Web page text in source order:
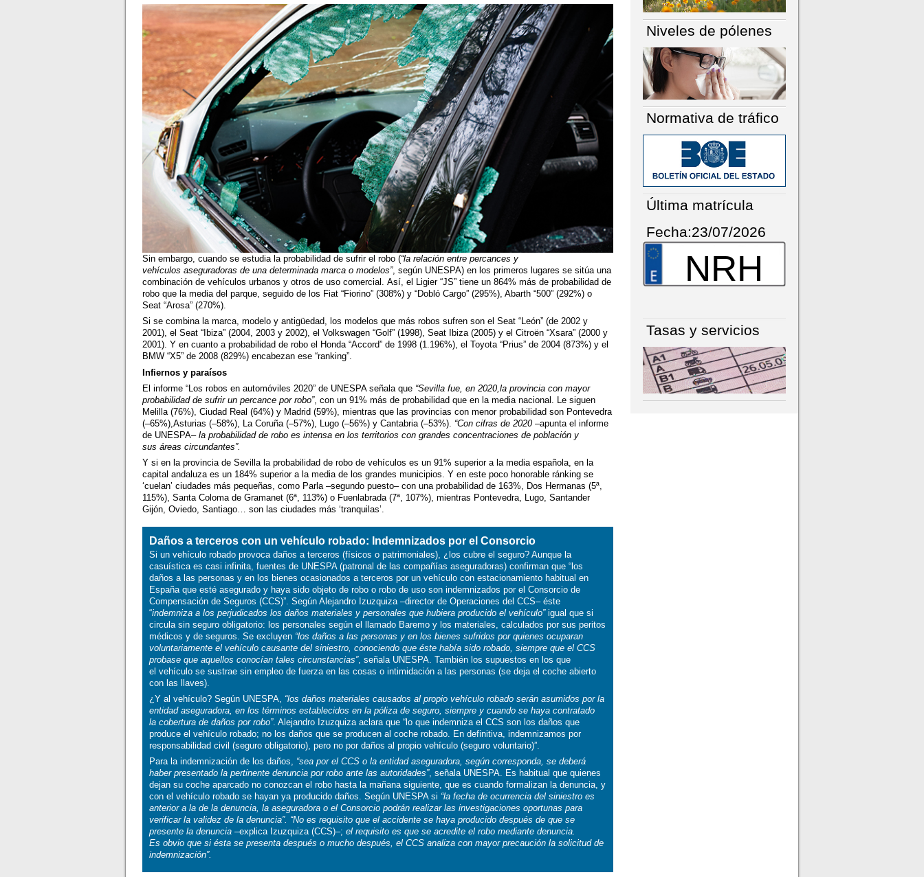
Sin embargo, cuando se estudia la probabilidad de sufrir el robo (“la relación entre percances y
vehículos aseguradoras de una determinada marca o modelos”, según UNESPA) en los primeros lugares se sitúa una
combinación de vehículos urbanos y otros de uso comercial. Así, el Ligier “JS” tiene un 864% más de probabilidad de
robo que la media del parque, seguido de los Fiat “Fiorino” (308%) y “Dobló Cargo” (295%), Abarth “500” (292%) o
Seat “Arosa” (270%).
Si se combina la marca, modelo y antigüedad, los modelos que más robos sufren son el Seat “León” (de 2002 y
2001), el Seat “Ibiza” (2004, 2003 y 2002), el Volkswagen “Golf” (1998), Seat Ibiza (2005) y el Citroën “Xsara” (2000 y
2001). Y en cuanto a probabilidad de robo el Honda “Accord” de 1998 (1.196%), el Toyota “Prius” de 2004 (873%) y el
BMW “X5” de 2008 (829%) encabezan ese “ranking”.
Infiernos y paraísos
El informe “Los robos en automóviles 2020” de UNESPA señala que “Sevilla fue, en 2020,la provincia con mayor
probabilidad de sufrir un percance por robo”, con un 91% más de probabilidad que en la media nacional. Le siguen
Melilla (76%), Ciudad Real (64%) y Madrid (59%), mientras que las provincias con menor probabilidad son Pontevedra
(–65%),Asturias (–58%), La Coruña (–57%), Lugo (–56%) y Cantabria (–53%). “Con cifras de 2020–apunta el informe
de UNESPA–la probabilidad de robo es intensa en los territorios con grandes concentraciones de población y
sus áreas circundantes”.
Y si en la provincia de Sevilla la probabilidad de robo de vehículos es un 91% superior a la media española, en la
capital andaluza es un 184% superior a la media de los grandes municipios. Y en este poco honorable ránking se
‘cuelan’ ciudades más pequeñas, como Parla –segundo puesto– con una probabilidad de 163%, Dos Hermanas (5ª,
115%), Santa Coloma de Gramanet (6ª, 113%) o Fuenlabrada (7ª, 107%), mientras Pontevedra, Lugo, Santander
Gijón, Oviedo, Santiago… son las ciudades más ‘tranquilas’.
Daños a terceros con un vehículo robado: Indemnizados por el Consorcio
Si un vehículo robado provoca daños a terceros (físicos o patrimoniales), ¿los cubre el seguro? Aunque la
casuística es casi infinita, fuentes de UNESPA (patronal de las compañías aseguradoras) confirman que “los
daños a las personas y en los bienes ocasionados a terceros por un vehículo con estacionamiento habitual en
España que esté asegurado y haya sido objeto de robo o robo de uso son indemnizados por el Consorcio de
Compensación de Seguros (CCS)”. Según Alejandro Izuzquiza –director de Operaciones del CCS– éste
“indemniza a los perjudicados los daños materiales y personales que hubiera producido el vehículo”igual que si
circula sin seguro obligatorio: los personales según el llamado Baremo y los materiales, calculados por sus peritos
médicos y de seguros. Se excluyen “los daños a las personas y en los bienes sufridos por quienes ocuparan
voluntariamente el vehículo causante del siniestro, conociendo que éste había sido robado, siempre que el CCS
probase que aquellos conocían tales circunstancias”, señala UNESPA. También los supuestos en los que
el vehículo se sustrae sin empleo de fuerza en las cosas o intimidación a las personas (se deja el coche abierto
con las llaves).
¿Y al vehículo? Según UNESPA, “los daños materiales causados al propio vehículo robado serán asumidos por la
entidad aseguradora, en los términos establecidos en la póliza de seguro, siempre y cuando se haya contratado
la cobertura de daños por robo”. Alejandro Izuzquiza aclara que “lo que indemniza el CCS son los daños que
produce el vehículo robado; no los daños que se producen al coche robado. En definitiva, indemnizamos por
responsabilidad civil (seguro obligatorio), pero no por daños al propio vehículo (seguro voluntario)”.
Para la indemnización de los daños, “sea por el CCS o la entidad aseguradora, según corresponda, se deberá
haber presentado la pertinente denuncia por robo ante las autoridades”, señala UNESPA. Es habitual que quienes
dejan su coche aparcado no conozcan el robo hasta la mañana siguiente, que es cuando formalizan la denuncia, y
con el vehículo robado se hayan ya producido daños. Según UNESPA si “la fecha de ocurrencia del siniestro es
anterior a la de la denuncia, la aseguradora o el Consorcio podrán realizar las investigaciones oportunas para
verificar la validez de la denuncia”. “No es requisito que el accidente se haya producido después de que se
presente la denuncia –explica Izuzquiza (CCS)–;el requisito es que se acredite el robo mediante denuncia.
Es obvio que si ésta se presenta después o mucho después, el CCS analiza con mayor precaución la solicitud de
indemnización”.
Niveles de pólenes
Normativa de tráfico
Última matrícula
Fecha:23/07/2026
NRH
Tasas y servicios